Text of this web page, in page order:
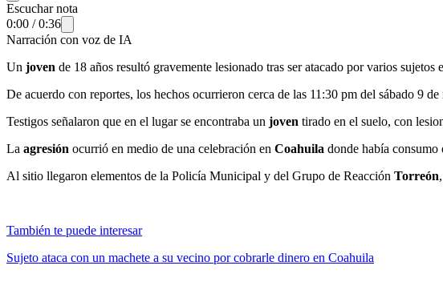
Escuchar nota
0:00 /0:36
Narración con voz de IA
Un joven de 18 años resultó gravemente lesionado tras ser atacado por varios
De acuerdo con reportes, los hechos ocurrieron cerca de las 11:30 pm del sábado 9
Testigos señalaron que en el lugar se encontraba un joven tirado en el suelo, con
La agresión ocurrió en medio de una celebración en Coahuila donde había
Al sitio llegaron elementos de la Policía Municipal y del Grupo de Reacción Torreón
También te puede interesar
Sujeto ataca con un machete a su vecino por cobrarle dinero en Coahuila